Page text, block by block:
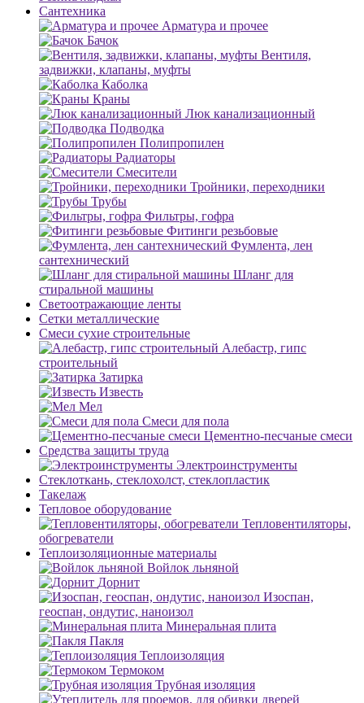
Сантехника
Арматура и прочее
Бачок
Вентиля,
задвижки, клапаны, муфты
Каболка
Краны
Люк канализационный
Подводка
Полипропилен
Радиаторы
Смесители
Тройники, переходники
Трубы
Фильтры, гофра
Фитинги резьбовые
Фумлента, лен
сантехнический
Шланг для
стиральной машины
Светоотражающие ленты
Сетки металлические
Смеси сухие строительные
Алебастр, гипс
строительный
Затирка
Известь
Мел
Смеси для пола
Цементно-песчаные смеси
Средства защиты труда
Электроинструменты
Стеклоткань, стеклохолст, стеклопластик
Такелаж
Тепловое оборудование
Тепловентиляторы,
обогреватели
Теплоизоляционные материалы
Войлок льняной
Дорнит
Изоспан,
геоспан, ондутис, наноизол
Минеральная плита
Пакля
Теплоизоляция
Термоком
Трубная изоляция